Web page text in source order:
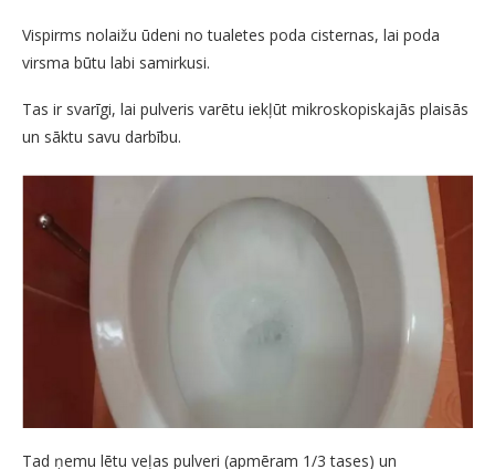
Vispirms nolaižu ūdeni no tualetes poda cisternas, lai poda
virsma būtu labi samirkusi.
Tas ir svarīgi, lai pulveris varētu iekļūt mikroskopiskajās plaisās
un sāktu savu darbību.
Tad ņemu lētu veļas pulveri (apmēram 1/3 tases) un